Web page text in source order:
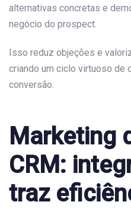
alternativas concretas e
negócio do prospect.
Isso reduz objeções e
criando um ciclo virtuoso de
conversão.
Marketing
CRM:
traz